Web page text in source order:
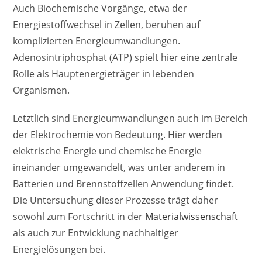
Auch Biochemische Vorgänge, etwa der
Energiestoffwechsel in Zellen, beruhen auf
komplizierten Energieumwandlungen.
Adenosintriphosphat (ATP) spielt hier eine zentrale
Rolle als Hauptenergieträger in lebenden
Organismen.
Letztlich sind Energieumwandlungen auch im Bereich
der Elektrochemie von Bedeutung. Hier werden
elektrische Energie und chemische Energie
ineinander umgewandelt, was unter anderem in
Batterien und Brennstoffzellen Anwendung findet.
Die Untersuchung dieser Prozesse trägt daher
sowohl zum Fortschritt in der Materialwissenschaft
als auch zur Entwicklung nachhaltiger
Energielösungen bei.